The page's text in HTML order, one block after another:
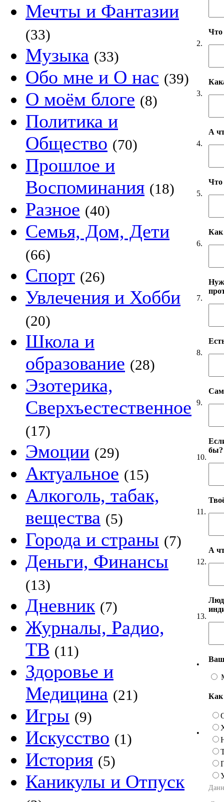
Мечты и Фантазии
(33)
Музыка (33)
Обо мне и О нас (39)
О моём блоге (8)
Политика и
Общество (70)
Прошлое и
Воспоминания (18)
Разное (40)
Семья, Дом, Дети
(66)
Спорт (26)
Увлечения и Хобби
(20)
Школа и
образование (28)
Эзотерика,
Сверхъестественное
(17)
Эмоции (29)
Актуальное (15)
Алкоголь, табак,
вещества (5)
Города и страны (7)
Деньги, Финансы
(13)
Дневник (7)
Журналы, Радио,
ТВ (11)
Здоровье и
Медицина (21)
Игры (9)
Искусство (1)
История (5)
Каникулы и Отпуск
2.
Что
3.
4.
А
5.
Что
6.
Как
7.
8.
9.
10.
бы?
11.
12.
А
13.
•
•
Как